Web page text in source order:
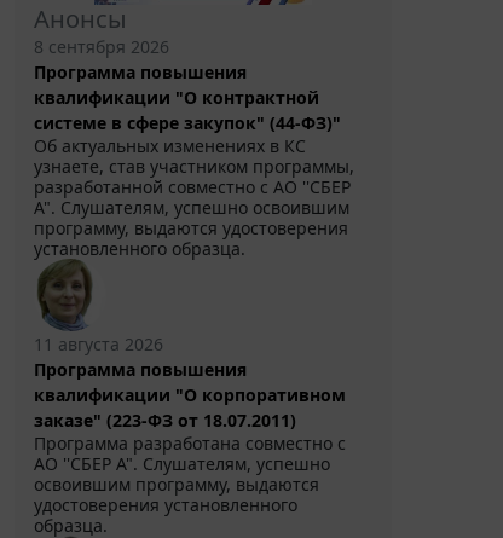
Анонсы
8 сентября 2026
Программа повышения
квалификации "О контрактной
системе в сфере закупок" (44-ФЗ)"
Об актуальных изменениях в КС
узнаете, став участником программы,
разработанной совместно с АО ''СБЕР
А". Слушателям, успешно освоившим
программу, выдаются удостоверения
установленного образца.
11 августа 2026
Программа повышения
квалификации "О корпоративном
заказе" (223-ФЗ от 18.07.2011)
Программа разработана совместно с
АО ''СБЕР А". Слушателям, успешно
освоившим программу, выдаются
удостоверения установленного
образца.